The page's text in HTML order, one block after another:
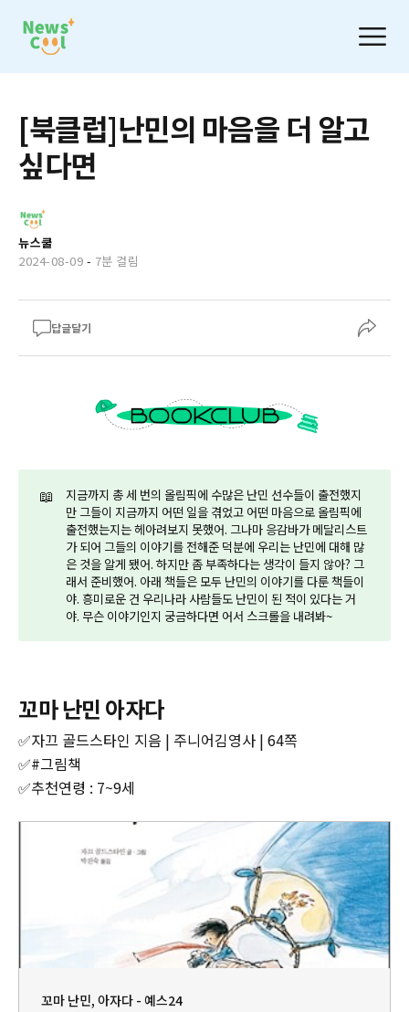
[북클럽]난민의 마음을 더 알고
싶다면
뉴스쿨
2024-08-09 - 7분 걸림
답글달기
📖
지금까지 총 세 번의 올림픽에 수많은 난민 선수들이 출전했지
만 그들이 지금까지 어떤 일을 겪었고 어떤 마음으로 올림픽에
출전했는지는 헤아려보지 못했어. 그나마 응감바가 메달리스트
가 되어 그들의 이야기를 전해준 덕분에 우리는 난민에 대해 많
은 것을 알게 됐어. 하지만 좀 부족하다는 생각이 들지 않아? 그
래서 준비했어. 아래 책들은 모두 난민의 이야기를 다룬 책들이
야. 흥미로운 건 우리나라 사람들도 난민이 된 적이 있다는 거
야. 무슨 이야기인지 궁금하다면 어서 스크롤을 내려봐~
꼬마 난민 아자다
✅자끄 골드스타인 지음 | 주니어김영사 | 64쪽
✅#그림책
✅추천연령 : 7~9세
꼬마 난민, 아자다 - 예스24